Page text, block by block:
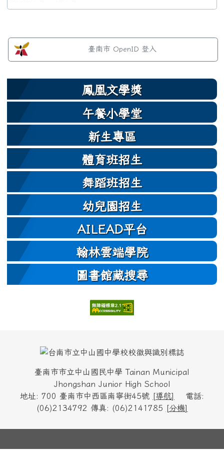
左邊區域內容
臺南市 OpenID 登入
鳳凰文學獎
午餐小學堂
新生專區
體育班招生
舞蹈班招生
幼兒園招生
AILEAD平台
翰林雲端學院
圖書館藏搜尋
頁尾區域內容
臺南市市立中山國民中學 Tainan Municipal
Jhongshan Junior High School
地址: 700 臺南市中西區南寧街45號 [導航]
電話:
(06)2134792 傳真: (06)2141785 [分機]